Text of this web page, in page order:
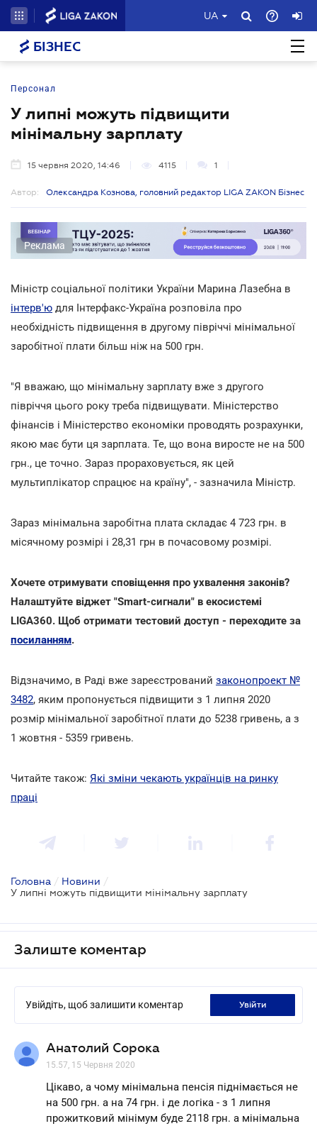
UA
БІЗНЕС
Персонал
У липні можуть підвищити
мінімальну зарплату
15 червня 2020, 14:46 4115 1
Автор: Олександра Кознова, головний редактор LIGA ZAKON Бізнес
Реклама
Міністр соціальної політики України Марина Лазебна в
інтерв'ю для Інтерфакс-Україна розповіла про
необхідність підвищення в другому півріччі мінімальної
заробітної плати більш ніж на 500 грн.
"Я вважаю, що мінімальну зарплату вже з другого
півріччя цього року треба підвищувати. Міністерство
фінансів і Міністерство економіки проводять розрахунки,
якою має бути ця зарплата. Те, що вона виросте не на 500
грн., це точно. Зараз прораховується, як цей
мультиплікатор спрацює на країну", - зазначила Міністр.
Зараз мінімальна заробітна плата складає 4 723 грн. в
місячному розмірі і 28,31 грн в почасовому розмірі.
Хочете отримувати сповіщення про ухвалення законів?
Налаштуйте віджет "Smart-сигнали" в екосистемі
LIGA360. Щоб отримати тестовий доступ - переходите за
посиланням.
Відзначимо, в Раді вже зареєстрований законопроект №
3482, яким пропонується підвищити з 1 липня 2020
розмір мінімальної заробітної плати до 5238 гривень, а з
1 жовтня - 5359 гривень.
Читайте також: Які зміни чекають українців на ринку
праці
Головна / Новини /
У липні можуть підвищити мінімальну зарплату
Залиште коментар
Увійдіть, щоб залишити коментар увійти
Анатолий Сорока
15.57, 15 Червня 2020
Цікаво, а чому мінімальна пенсія піднімається не
на 500 грн. а на 74 грн. і де логіка - з 1 липня
прожитковий мінімум буде 2118 грн. а мінімальна